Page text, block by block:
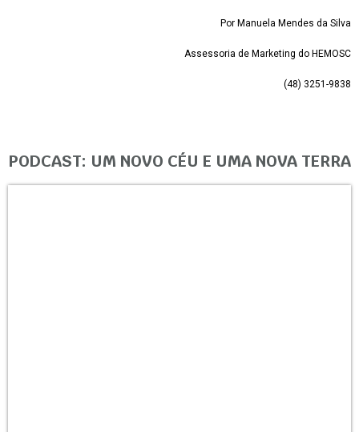
Por Manuela Mendes da Silva
Assessoria de Marketing do HEMOSC
(48) 3251-9838
PODCAST: UM NOVO CÉU E UMA NOVA TERRA